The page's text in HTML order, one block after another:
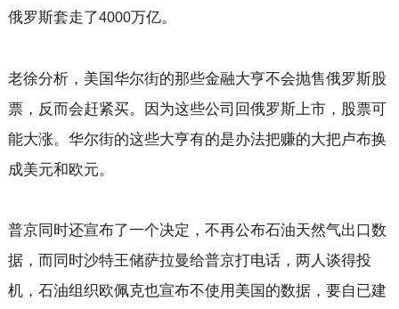
俄罗斯套走了4000万亿。
老徐分析，美国华尔街的那些金融大亨不会抛售俄罗斯股
票，反而会赶紧买。因为这些公司回俄罗斯上市，股票可
能大涨。华尔街的这些大亨有的是办法把赚的大把卢布换
成美元和欧元。
普京同时还宣布了一个决定，不再公布石油天然气出口数
据，而同时沙特王储萨拉曼给普京打电话，两人谈得投
机，石油组织欧佩克也宣布不使用美国的数据，要自已建